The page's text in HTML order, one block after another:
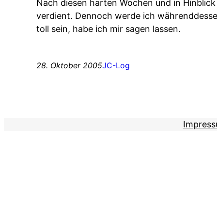
Nach diesen harten Wochen und in
verdient. Dennoch werde ich
toll sein, habe ich mir sagen lassen.
28. Oktober 2005JC-Log